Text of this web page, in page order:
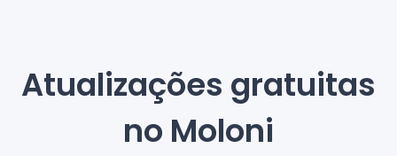
Atualizações gratuitas
no Moloni